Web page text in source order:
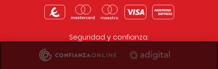
Seguridad y confianza: